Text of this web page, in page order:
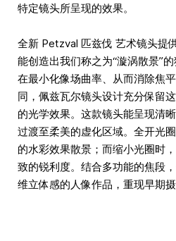
特定镜头所呈现的效果。
全新 Petzval 匹兹伐 艺术镜头提
能创造出我们称之为“漩涡散景”
在最小化像场曲率、从而消除焦
同，佩兹瓦尔镜头设计充分保留
的光学效果。这款镜头能呈现清
过渡至柔美的虚化区域。全开光
的水彩效果散景；而缩小光圈时
致的锐利度。结合多功能的焦段
维立体感的人像作品，重现早期摄